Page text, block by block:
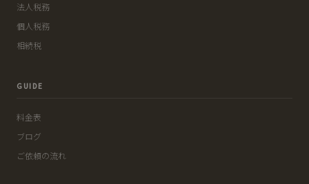
法人税務
個人税務
相続税
GUIDE
料金表
ブログ
ご依頼の流れ